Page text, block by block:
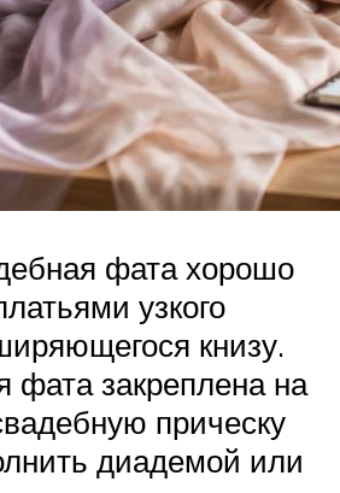
фата хорошо
узкого
книзу.
фата закреплена на
прическу
диадемой или